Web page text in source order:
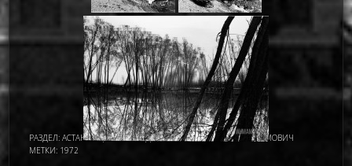
РАЗДЕЛ:АСТАНА - ЦЕЛИНОГРАД,ИМАМОВ НУРМУХАМАТ ИМАМОВИЧ
МЕТКИ: 1972